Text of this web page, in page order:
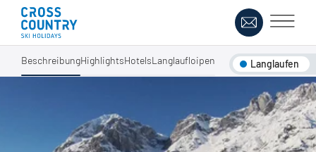
BeschreibungHighlightsHotelsLanglaufloipen Langlaufen